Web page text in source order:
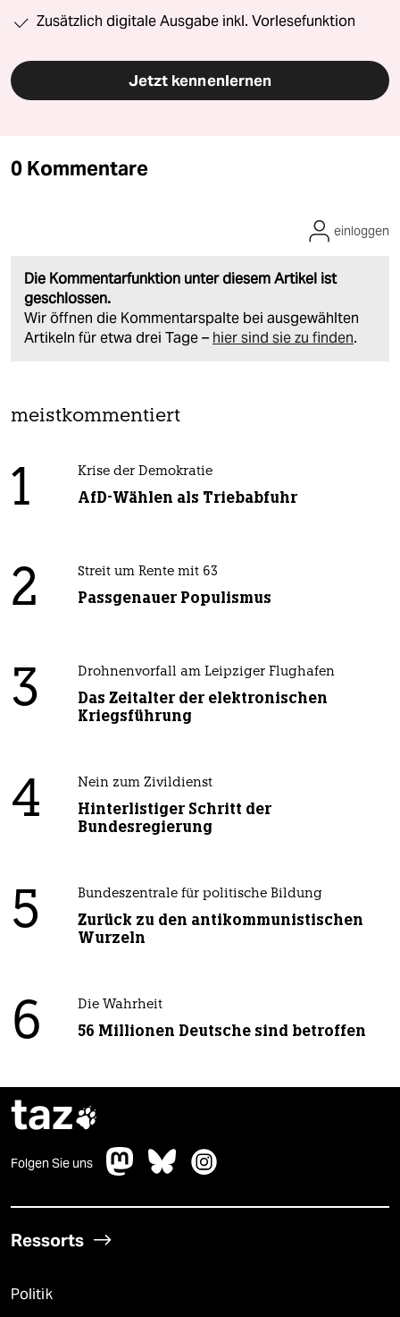
Zusätzlich digitale Ausgabe inkl. Vorlesefunktion
Jetzt kennenlernen
0 Kommentare
Die Kommentarfunktion unter diesem Artikel ist
geschlossen.
Wir öffnen die Kommentarspalte bei ausgewählten
Artikeln für etwa drei Tage – hier sind sie zu finden.
einloggen
meistkommentiert
1 Krise der Demokratie
AfD-Wählen als Triebabfuhr
2 Streit um Rente mit 63
Passgenauer Populismus
3 Drohnenvorfall am Leipziger Flughafen
Das Zeitalter der elektronischen
Kriegsführung
4 Nein zum Zivildienst
Hinterlistiger Schritt der
Bundesregierung
5 Bundeszentrale für politische Bildung
Zurück zu den antikommunistischen
Wurzeln
6 Die Wahrheit
56 Millionen Deutsche sind betroffen
taz
Folgen Sie uns
Ressorts
Politik